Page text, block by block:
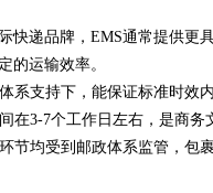
快递品牌，EMS通常提供
的运输效率。
系支持下，能保证标准时
在3-7个工作日左右，是商
节均受到邮政体系监管，